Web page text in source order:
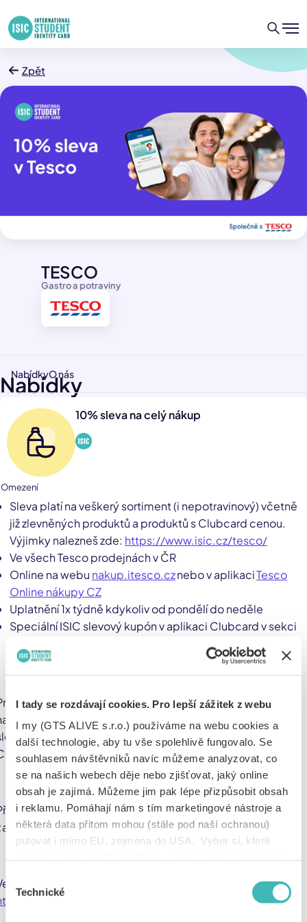
I tady se rozdávají cookies. Pro lepší zážitek z webu
I my (GTS ALIVE s.r.o.) používáme na webu cookies a
další technologie, aby tu vše spolehlivě fungovalo. Se
souhlasem návštěvníků navíc můžeme analyzovat, co
se na našich webech děje nebo zjišťovat, jaký online
obsah je zajímá. Můžeme jim pak lépe přizpůsobit obsah
i reklamu. Pomáhají nám s tím marketingové nástroje a
některá data přitom mohou (stále pod naší ochranou)
putovat i mimo EU, zejména do USA. Vyber si, které
v sekci „Detaily“. Svoji volbu můžeš kdykoliv změnit v
„Nastavení cookies“ (ikonka v zápatí webu). Vše o tom,
souhlasu
Technické
Zpět
Gastro a potraviny
TESCO
NabídkyO nás
Nabídky
10% sleva na celý nákup
Omezení
Sleva platí na veškerý sortiment (i nepotravinový) včetně
již zlevněných produktů a produktů s Clubcard cenou.
Výjimky nalezneš zde: https://www.isic.cz/tesco/
Ve všech Tesco prodejnách v ČR
Online na webu nakup.itesco.cznebo v aplikaciTesco
Online nákupy CZ
Uplatnění 1x týdně kdykoliv od pondělí do neděle
Speciální ISIC slevový kupón v aplikaci Clubcard v sekci
uplatnění benefitu v prodejně nejprve u pokladny
svou Clubcard a dále naskenuj čárový kód
kupónu, který najdeš v sekci Kupóny ve své
aplikaci.
nákupu online zadej kód slevového kupónu ISIC
aplikace Clubcard a potvrď objednávku.
informace včetně FAQ nalezneš zde:
www.isic.cz/tesco/